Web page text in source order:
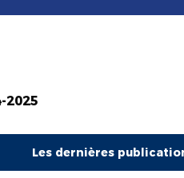
2025
Les dernières